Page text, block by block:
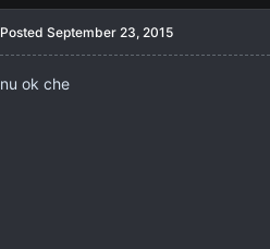
Posted September 23, 2015
nu ok che